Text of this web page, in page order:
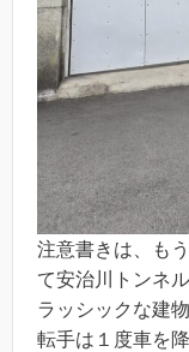
注意書きは、も
て安治川トンネ
ラッシックな建
転手は１度車を